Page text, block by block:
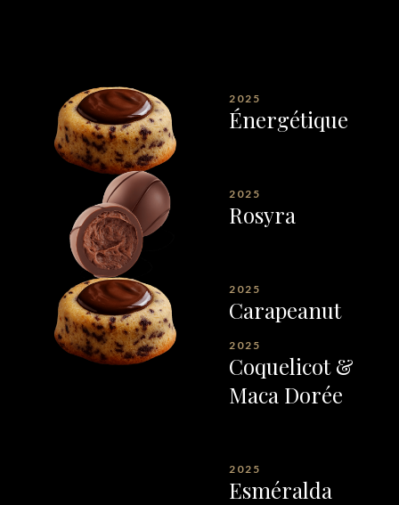
2025
Énergétique
2025
Rosyra
2025
Carapeanut
2025
Coquelicot &
Maca Dorée
2025
Esméralda